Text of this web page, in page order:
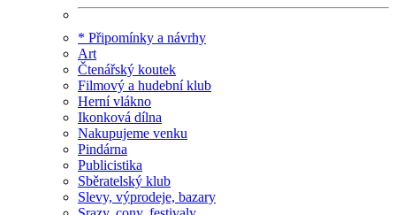
* Připomínky a návrhy
Art
Čtenářský koutek
Filmový a hudební klub
Herní vlákno
Ikonková dílna
Nakupujeme venku
Pindárna
Publicistika
Sběratelský klub
Slevy, výprodeje, bazary